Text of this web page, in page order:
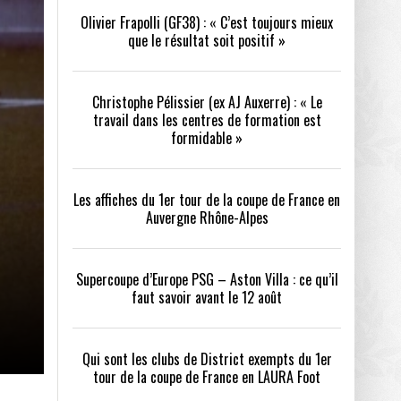
- 24/07/2026
a tenu toutes ses promesses - 04/07/2026
PSG – ASTON VILLA :
QUI SONT LES CLUBS DE DISTRICT EXEMPTS
DU 1ER TOUR DE LA COUPE DE FRANCE EN
LAURA FOOT
Olivier Frapolli (GF38) : « C’est toujours mieux
que le résultat soit positif »
Christophe Pélissier (ex AJ Auxerre) : « Le
travail dans les centres de formation est
formidable »
Les affiches du 1er tour de la coupe de France en
Auvergne Rhône-Alpes
Supercoupe d’Europe PSG – Aston Villa : ce qu’il
faut savoir avant le 12 août
Qui sont les clubs de District exempts du 1er
tour de la coupe de France en LAURA Foot